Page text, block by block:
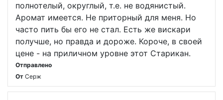
полнотелый, округлый, т.е. не водянистый.
Аромат имеется. Не приторный для меня. Но
часто пить бы его не стал. Есть же вискари
получше, но правда и дороже. Короче, в своей
цене - на приличном уровне этот Старикан.
Отправлено
От Серж